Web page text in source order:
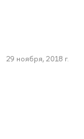
29 ноября, 2018 г.